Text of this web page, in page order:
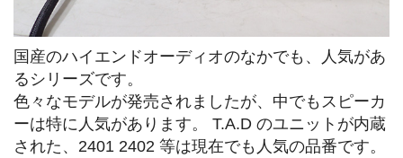
国産のハイエンドオーディオのなかでも、人気があ
るシリーズです。
色々なモデルが発売されましたが、中でもスピーカ
ーは特に人気があります。 T.A.D のユニットが内蔵
された、2401 2402 等は現在でも人気の品番です。